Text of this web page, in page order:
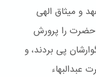
و ميثاق الهى
را پرورش
پى بردند، و
عبدالبهاء